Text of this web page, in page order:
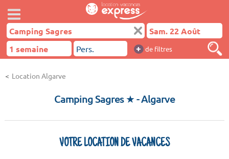
+ de filtres
Location Algarve
Camping Sagres ★- Algarve
VOTRE LOCATION DE VACANCES